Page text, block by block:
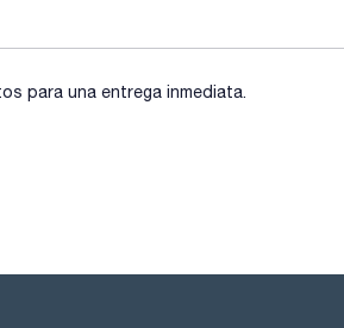
para una entrega inmediata.